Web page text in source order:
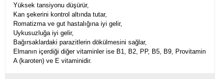
Yüksek tansiyonu düşürür,
Kan şekerini kontrol altında tutar,
Romatizma ve gut hastalığına iyi gelir,
Uykusuzluğa iyi gelir,
Bağırsaklardaki parazitlerin dökülmesini sağlar,
Elmanın içerdiği diğer vitaminler ise B1, B2, PP, B5, B9, Provitamin
A (karoten) ve E vitaminidir.